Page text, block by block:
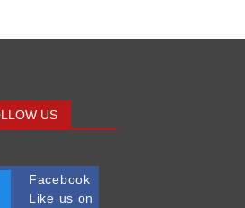
US
Facebook
Like us on